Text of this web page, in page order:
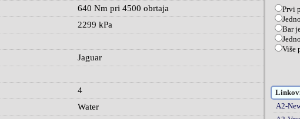
640 Nm pri 4500 obrtaja
2299 kPa
Jaguar
4
Water
Prvi
Bar
Više
A2-